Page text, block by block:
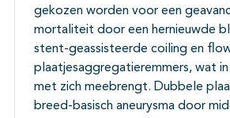
gekozen worden voor een
mortaliteit door een hernieuwde
stent-geassisteerde coiling en
plaatjesaggregatieremmers, wat
met zich meebrengt. Dubbele
breed-basisch aneurysma door